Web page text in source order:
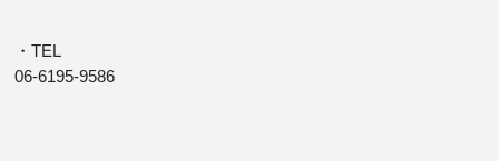
・TEL
06-6195-9586